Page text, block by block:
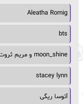
Aleatha Romig
bts
moon_shine و مریم ثروت
stacey lynn
آتوسا ریگی